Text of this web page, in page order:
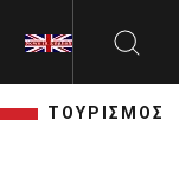
ΤΟΥΡΙΣΜΟΣ